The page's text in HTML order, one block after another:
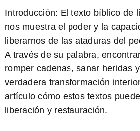
Introducción: El texto bíblico de
nos muestra el poder y la
liberarnos de las ataduras del
A través de su palabra,
romper cadenas, sanar heridas
verdadera transformación
artículo cómo estos textos
liberación y restauración.